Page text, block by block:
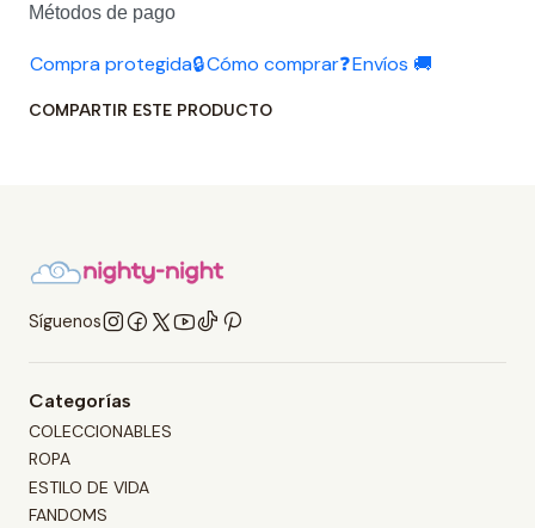
Métodos de pago
Compra protegida🔒Cómo comprar❓Envíos 🚚
COMPARTIR ESTE PRODUCTO
Síguenos
Categorías
COLECCIONABLES
ROPA
ESTILO DE VIDA
FANDOMS